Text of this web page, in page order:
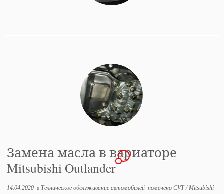
Замена масла в вариаторе
Mitsubishi Outlander
1
14.04.2020 в Техническое обслуживание автомобилей помеченоCVT/ Mitsubishi